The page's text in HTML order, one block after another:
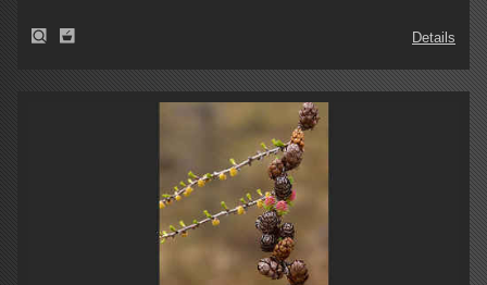
Details